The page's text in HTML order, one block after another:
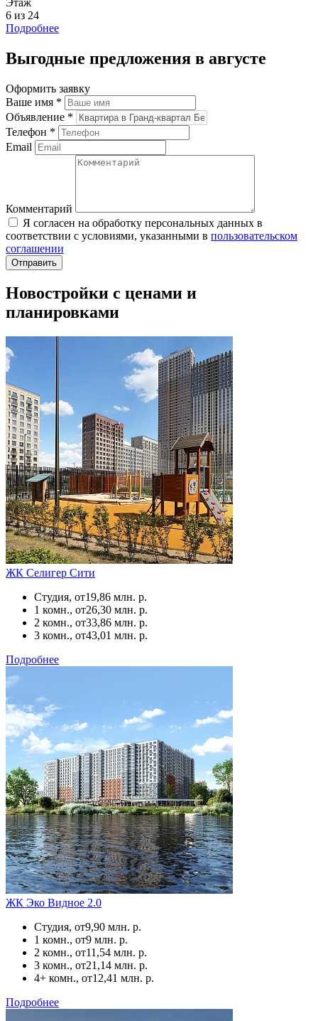
6 из 24
Подробнее
Выгодные предложения в августе
Оформить заявку
Ваше имя *
Объявление *
Телефон *
Email
Комментарий
Я согласен на обработку персональных данных в
соответствии с условиями, указанными в пользовательском
соглашении
Новостройки с ценами и
планировками
ЖК Селигер Сити
Студия, от19,86 млн. р.
1 комн., от26,30 млн. р.
2 комн., от33,86 млн. р.
3 комн., от43,01 млн. р.
Подробнее
ЖК Эко Видное 2.0
Студия, от9,90 млн. р.
1 комн., от9 млн. р.
2 комн., от11,54 млн. р.
3 комн., от21,14 млн. р.
4+ комн., от12,41 млн. р.
Подробнее